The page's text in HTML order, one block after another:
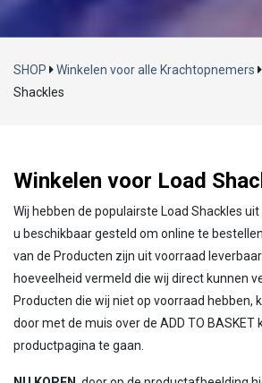
SHOP Winkelen voor alle Krachtopnemers
Shackles
Winkelen voor Load
Wij hebben de populairste Load Shackles
u beschikbaar gesteld om online te
van de Producten zijn uit voorraad
hoeveelheid vermeld die wij direct kunnen
Producten die wij niet op voorraad hebben,
door met de muis over de ADD TO BASKET
productpagina te gaan.